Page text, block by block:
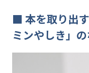
■ 本を取り出
ミンやしき」